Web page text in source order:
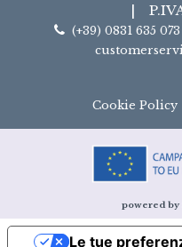
|
(+39) 0831 635 073
Cookie Policy
powered by
Le tue